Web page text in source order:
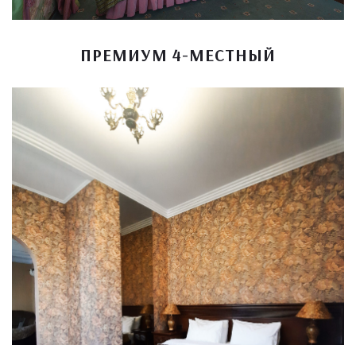
ПРЕМИУМ 4-МЕСТНЫЙ